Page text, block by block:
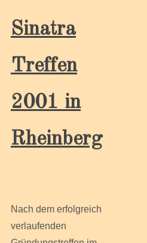
Sinatra
Treffen
2001 in
Rheinberg
Nach dem erfolgreich
verlaufenden